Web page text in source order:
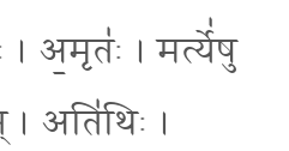
अ॒मृतः॑ । मर्त्ये॑षु
अति॑थिः ।